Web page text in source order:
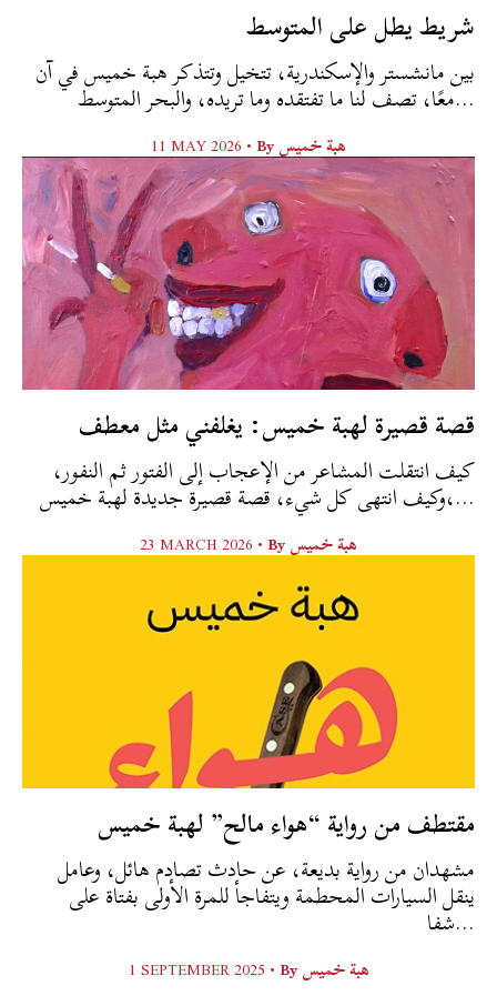
شريط يطل على المتوسط
بين مانشستر والإسكندرية، تتخيل وتتذكر هبة خميس في آن
معًا، تصف لنا ما تفتقده وما تريده، والبحر المتوسط...
11 MAY 2026 •Byهبة خميس
قصة قصيرة لهبة خميس: يغلفني مثل معطف
كيف انتقلت المشاعر من الإعجاب إلى الفتور ثم النفور،
وكيف انتهى كل شيء، قصة قصيرة جديدة لهبة خميس،...
23 MARCH 2026 •Byهبة خميس
مقتطف من رواية “هواء مالح” لهبة خميس
مشهدان من رواية بديعة، عن حادث تصادم هائل، وعامل
ينقل السيارات المحطمة ويتفاجأ للمرة الأولى بفتاة على
شفا...
1 SEPTEMBER 2025 •Byهبة خميس